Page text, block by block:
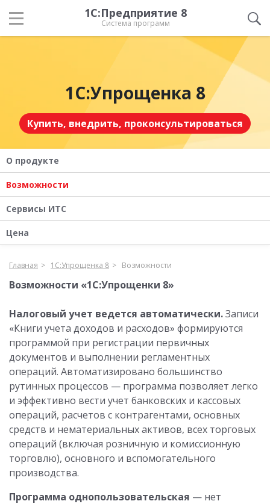
1С:Предприятие 8
Система программ
1С:Упрощенка 8
Купить, внедрить, проконсультироваться
О продукте
Возможности
Сервисы ИТС
Цена
Главная 1С:Упрощенка 8 Возможности
Возможности «1С:Упрощенки 8»
Налоговый учет ведется автоматически.Записи
«Книги учета доходов и расходов» формируются
программой при регистрации первичных
документов и выполнении регламентных
операций. Автоматизировано большинство
рутинных процессов — программа позволяет легко
и эффективно вести учет банковских и кассовых
операций, расчетов с контрагентами, основных
средств и нематериальных активов, всех торговых
операций (включая розничную и комиссионную
торговлю), основного и вспомогательного
производства.
Программа однопользовательская — нет